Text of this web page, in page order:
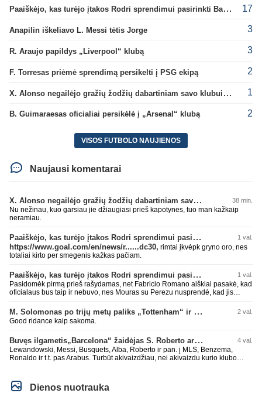
Paaiškėjo, kas turėjo įtakos Rodri sprendimui pasirinkti Barselonos pusę 17
Anapilin iškeliavo L. Messi tėtis Jorge 3
R. Araujo papildys „Liverpool“ klubą 3
F. Torresas priėmė sprendimą persikelti į PSG ekipą 2
X. Alonso negailėjo gražių žodžių dabartiniam savo klubui „Chelsea“ 1
B. Guimaraesas oficialiai persikėlė į „Arsenal“ klubą 2
VISOS FUTBOLO NAUJIENOS
Naujausi komentarai
X. Alonso negailėjo gražių žodžių dabartiniam savo klubui „Chelsea“ 38 min.
Nu nežinau, kuo garsiau jie džiaugiasi prieš kapotynes, tuo man kažkaip
neramiau.
Paaiškėjo, kas turėjo įtakos Rodri sprendimui pasirinkti Barselonos pusę 1 val.
https://www.goal.com/en/news/r......dc30, rimtai įkvėpk gryno oro, nes
totaliai kirto per smegenis kažkas pačiam.
Paaiškėjo, kas turėjo įtakos Rodri sprendimui pasirinkti Barselonos pusę 1 val.
Pasidomėk pirmą prieš rašydamas, net Fabricio Romano aiškiai pasakė, kad
oficialaus bus taip ir nebuvo, nes Mouras su Perezu nusprendė, kad jis
surasti info ar buvo oficialus bid. Atsakymas: Ne, oficialaus raštiško
pasiūlymo (official bid) Madrido „Real“ Mančesterio „City“ klubui už Rodri dar
nepateikė. ​Nors žiniasklaidoje (pvz., The Athletic, Diario AS) garsiai kalbama
kontaktus su žaidėjo stovykla ar „City“ vadovais, oficialus formalus
pasiūlymas iki šiol nėra registruotas. ​Ispanijos gigantai tikrina situaciją ir
vertina galimybes, tačiau kol kas viskas vyksta tik žvalgybos ir neoficialių
M. Solomonas po trijų metų paliks „Tottenham“ ir papildys „West Ham“ klubą 2 val.
Good ridance kaip sakoma.
Buvęs ilgametis„Barcelona“ žaidėjas S. Roberto artėja link persikėlimo į MLS 4 val.
Lewandowski, Messi, Busquets, Alba, Roberto ir pan. į MLS, Benzema,
Ronaldo ir t.t. pas Arabus. Turbūt akivaizdžiau, nei akivaizdu kurio klubo
Dienos nuotrauka